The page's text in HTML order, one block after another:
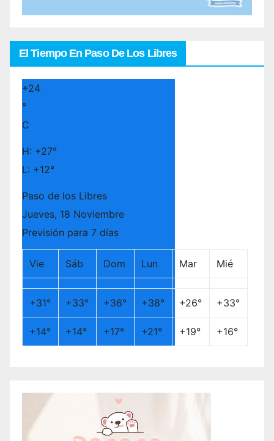
El Tiempo En Paso De Los Libres
+24
°
C
H: +27°
L: +12°
Paso de los Libres
Jueves, 18 Noviembre
Previsión para 7 días
Vie Sáb Dom Lun Mar Mié
+31° +33° +36° +38° +26° +33°
+14° +14° +17° +21° +19° +16°